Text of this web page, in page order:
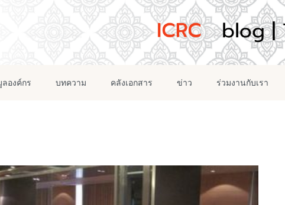
องค์กร บทความ คลังเอกสาร ข่าว ร่วมงานกับเรา